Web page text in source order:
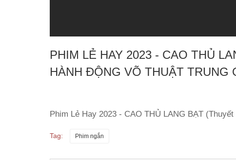
PHIM LẺ HAY 2023 - CAO THỦ
HÀNH ĐỘNG VÕ THUẬT TRUNG
Phim Lẻ Hay 2023 - CAO THỦ LANG BẠT
Tag: Phim ngắn